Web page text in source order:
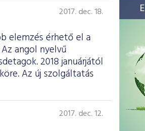
2017. dec. 18.
elemzés érhető el a
angol nyelvű
2018 januárjától
Az új szolgáltatás
2017. dec. 12.